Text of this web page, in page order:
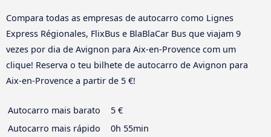
Compara todas as empresas de autocarro como Lignes
Express Régionales, FlixBus e BlaBlaCar Bus que viajam 9
vezes por dia de Avignon para Aix-en-Provence com um
clique! Reserva o teu bilhete de autocarro de Avignon para
Aix-en-Provence a partir de 5 €!
Autocarro mais barato
5 €
Autocarro mais rápido
0h 55min